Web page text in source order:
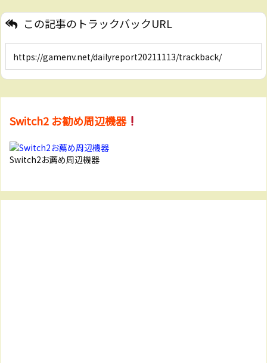
この記事のトラックバックURL
Switch2 お勧め周辺機器
Switch2お薦め周辺機器